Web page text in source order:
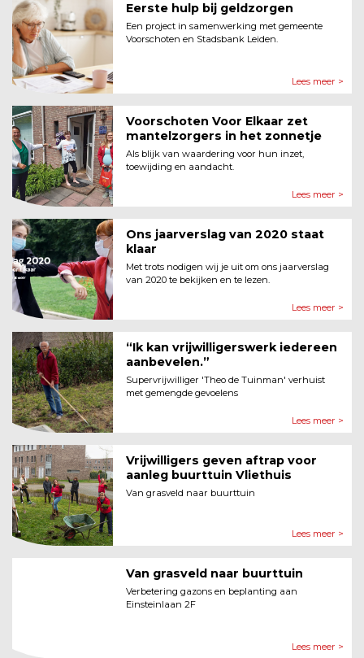
Eerste hulp bij geldzorgen
Een project in samenwerking met gemeente
Voorschoten en Stadsbank Leiden.
Lees meer >
Voorschoten Voor Elkaar zet
mantelzorgers in het zonnetje
Als blijk van waardering voor hun inzet,
toewijding en aandacht.
Lees meer >
Ons jaarverslag van 2020 staat
klaar
Met trots nodigen wij je uit om ons jaarverslag
van 2020 te bekijken en te lezen.
Lees meer >
“Ik kan vrijwilligerswerk iedereen
aanbevelen.”
Supervrijwilliger 'Theo de Tuinman' verhuist
met gemengde gevoelens
Lees meer >
Vrijwilligers geven aftrap voor
aanleg buurttuin Vliethuis
Van grasveld naar buurttuin
Lees meer >
Van grasveld naar buurttuin
Verbetering gazons en beplanting aan
Einsteinlaan 2F
Lees meer >